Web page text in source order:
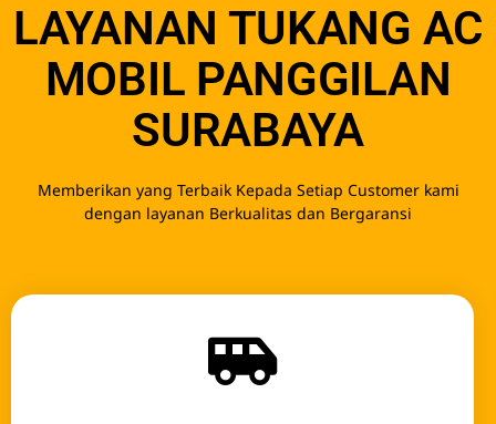
LAYANAN TUKANG AC
MOBIL PANGGILAN
SURABAYA
Memberikan yang Terbaik Kepada Setiap Customer kami
dengan layanan Berkualitas dan Bergaransi